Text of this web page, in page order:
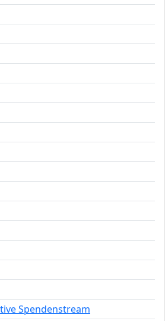
Spendenstream